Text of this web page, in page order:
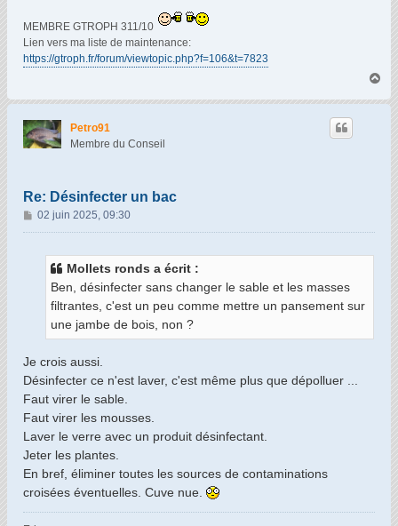
MEMBRE GTROPH 311/10
Lien vers ma liste de maintenance:
https://gtroph.fr/forum/viewtopic.php?f=106&t=7823
u
Petro91
Membre du Conseil
Re: Désinfecter un bac
M
e
02 juin 2025, 09:30
Mollets ronds a écrit :
Ben, désinfecter sans changer le sable et les masses
filtrantes, c'est un peu comme mettre un pansement sur
une jambe de bois, non ?
Je crois aussi.
Désinfecter ce n'est laver, c'est même plus que dépolluer ...
Faut virer le sable.
Faut virer les mousses.
Laver le verre avec un produit désinfectant.
Jeter les plantes.
En bref, éliminer toutes les sources de contaminations
croisées éventuelles. Cuve nue.